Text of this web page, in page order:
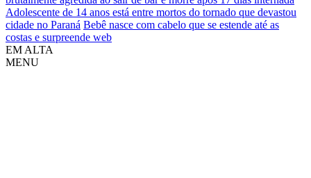
Adolescente de 14 anos está entre mortos do tornado que devastou
cidade no Paraná Bebê nasce com cabelo que se estende até as
costas e surpreende web
EM ALTA
MENU